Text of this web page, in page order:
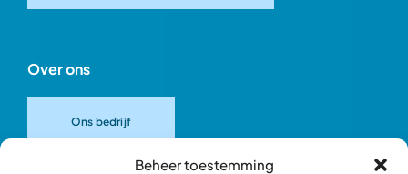
Beheer toestemming
Over ons
Ons bedrijf